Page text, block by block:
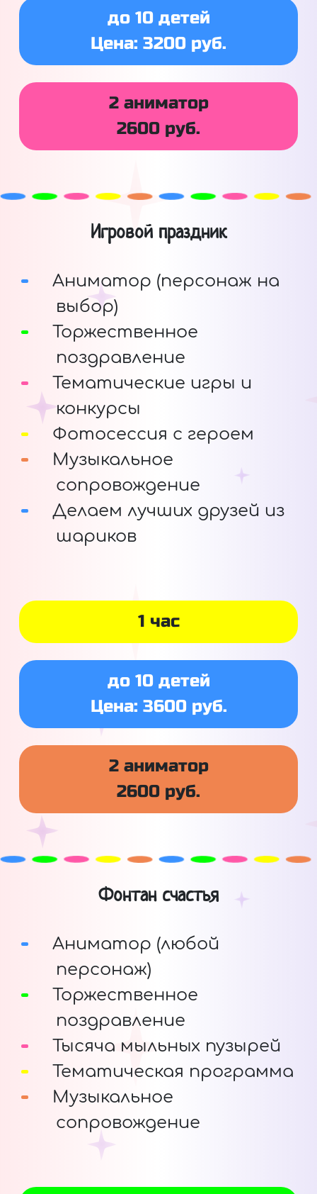
до 10 детей
Цена: 3200 руб.
2 аниматор
2600 руб.
Игровой праздник
Аниматор (персонаж на
выбор)
Торжественное
поздравление
Тематические игры и
конкурсы
Фотосессия с героем
Музыкальное
сопровождение
Делаем лучших друзей из
шариков
1 час
до 10 детей
Цена: 3600 руб.
2 аниматор
2600 руб.
Фонтан счастья
Аниматор (любой
персонаж)
Торжественное
поздравление
Тысяча мыльных пузырей
Тематическая программа
Музыкальное
сопровождение